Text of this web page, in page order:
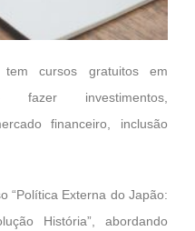
cursos gratuitos em
investimentos,
financeiro, inclusão
“Política Externa do Japão:
História”, abordando